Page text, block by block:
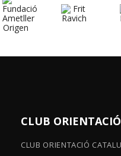
CLUB
CLUB ORIENTACIÓ